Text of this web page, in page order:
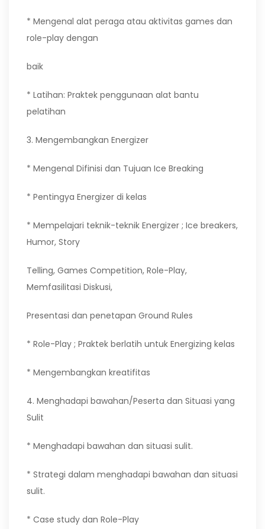
* Mengenal alat peraga atau aktivitas games dan
role-play dengan
baik
* Latihan: Praktek penggunaan alat bantu
pelatihan
3. Mengembangkan Energizer
* Mengenal Difinisi dan Tujuan Ice Breaking
* Pentingya Energizer di kelas
* Mempelajari teknik-teknik Energizer ; Ice breakers,
Humor, Story
Telling, Games Competition, Role-Play,
Memfasilitasi Diskusi,
Presentasi dan penetapan Ground Rules
* Role-Play ; Praktek berlatih untuk Energizing kelas
* Mengembangkan kreatifitas
4. Menghadapi bawahan/Peserta dan Situasi yang
Sulit
* Menghadapi bawahan dan situasi sulit.
* Strategi dalam menghadapi bawahan dan situasi
sulit.
* Case study dan Role-Play